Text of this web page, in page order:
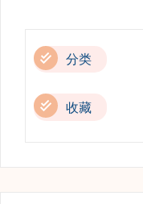
分类
收藏